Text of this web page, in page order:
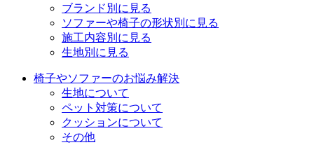
ブランド別に見る
ソファーや椅子の形状別に見る
施工内容別に見る
生地別に見る
椅子やソファーのお悩み解決
生地について
ペット対策について
クッションについて
その他